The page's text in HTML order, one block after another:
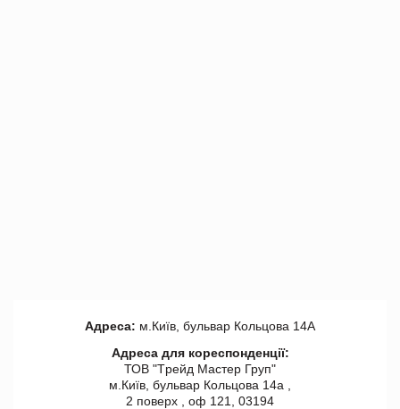
Адреса: м.Київ, бульвар Кольцова 14А
Адреса для кореспонденції:
ТОВ "Tрейд Мастер Груп"
м.Київ, бульвар Кольцова 14а ,
2 поверх , оф 121, 03194